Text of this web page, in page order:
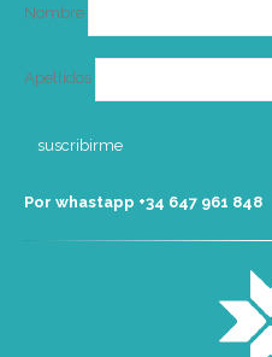
Nombre
Apellidos
Por whastapp +34 ‭647 961 848‬